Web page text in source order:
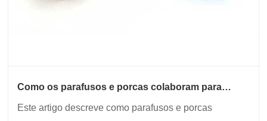
Como os parafusos e porcas colaboram para
setores?
Este artigo descreve como parafusos e porcas